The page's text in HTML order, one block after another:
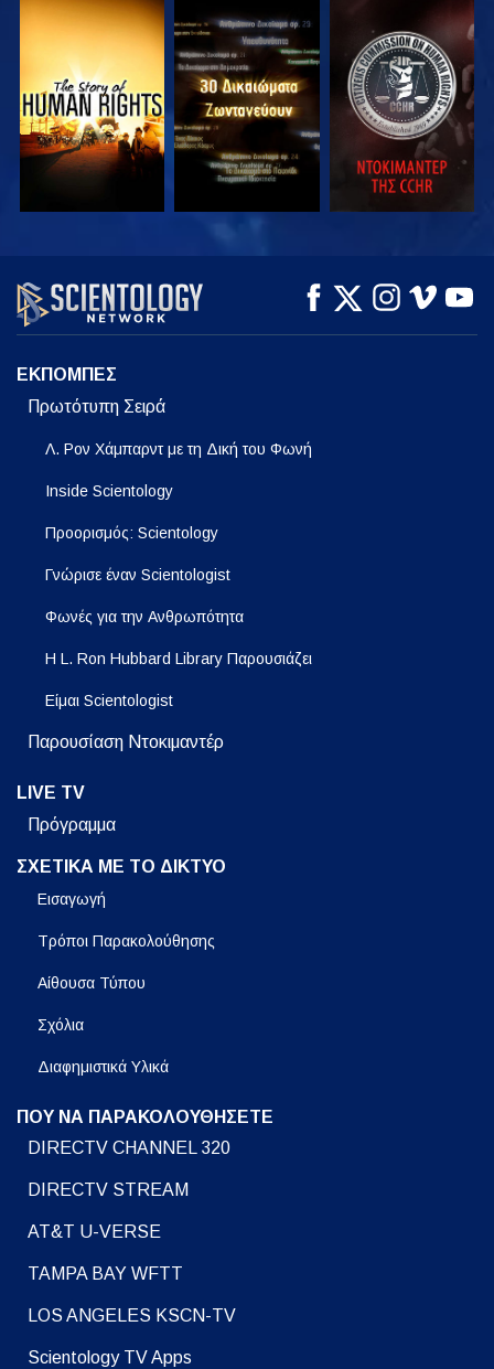
ΠΑΡΑΚΟΛΟΥΘΗΣΤΕ ΠΑΡΑΚΟΛΟΥΘΗΣΤΕ ΠΑΡΑΚΟΛΟΥΘΗΣΤΕ
ΠΑΡΑΚΟΛΟΥΘΗΣΤΕ ΠΑΡΑΚΟΛΟΥΘΗΣΤΕ
ΕΞΕΡΕΥΝΗΣΤΕ ΤΗ
ΣΕΙΡΑ
ΕΚΠΟΜΠΕΣ
Πρωτότυπη Σειρά
Λ. Ρον Χάμπαρντ με τη Δική του Φωνή
Inside Scientology
Προορισμός: Scientology
Γνώρισε έναν Scientologist
Φωνές για την Ανθρωπότητα
Η L. Ron Hubbard Library Παρουσιάζει
Είμαι Scientologist
Παρουσίαση Ντοκιμαντέρ
LIVE TV
Πρόγραμμα
ΣΧΕΤΙΚΑ ΜΕ ΤΟ ΔΙΚΤΥΟ
Εισαγωγή
Τρόποι Παρακολούθησης
Αίθουσα Τύπου
Σχόλια
Διαφημιστικά Υλικά
ΠΟΥ ΝΑ ΠΑΡΑΚΟΛΟΥΘΗΣΕΤΕ
DIRECTV CHANNEL 320
DIRECTV STREAM
AT&T U-VERSE
TAMPA BAY WFTT
LOS ANGELES KSCN-TV
Scientology TV Apps